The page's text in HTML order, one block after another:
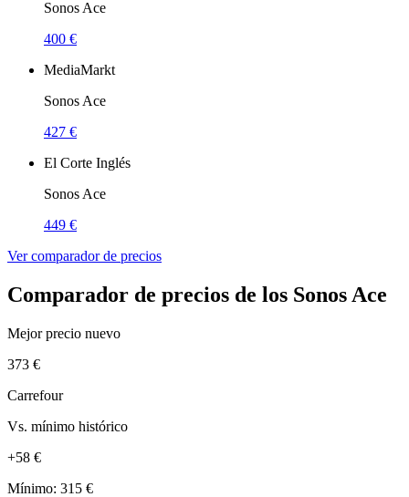
Sonos Ace
400 €
MediaMarkt
Sonos Ace
427 €
El Corte Inglés
Sonos Ace
449 €
Ver comparador de precios
Comparador de precios de los Sonos Ace
Mejor precio nuevo
373 €
Carrefour
Vs. mínimo histórico
+58 €
Mínimo: 315 €